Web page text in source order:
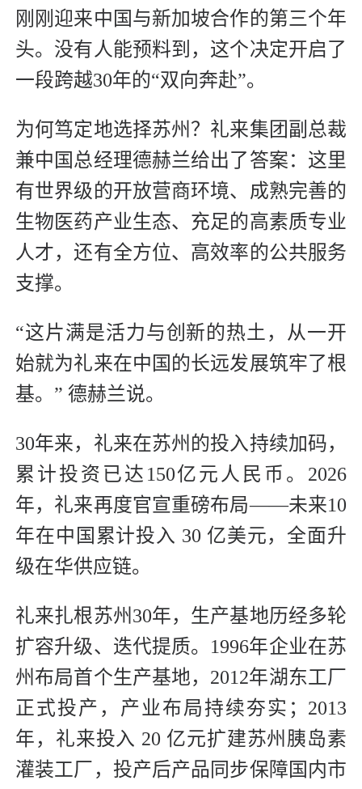
刚刚迎来中国与新加坡合作的第三个年
头。没有人能预料到，这个决定开启了
一段跨越30年的“双向奔赴”。
为何笃定地选择苏州？礼来集团副总裁
兼中国总经理德赫兰给出了答案：这里
有世界级的开放营商环境、成熟完善的
生物医药产业生态、充足的高素质专业
人才，还有全方位、高效率的公共服务
支撑。
“这片满是活力与创新的热土，从一开
始就为礼来在中国的长远发展筑牢了根
基。” 德赫兰说。
30年来，礼来在苏州的投入持续加码，
累计投资已达150亿元人民币。2026
年，礼来再度官宣重磅布局——未来10
年在中国累计投入 30 亿美元，全面升
级在华供应链。
礼来扎根苏州30年，生产基地历经多轮
扩容升级、迭代提质。1996年企业在苏
州布局首个生产基地，2012年湖东工厂
正式投产，产业布局持续夯实；2013
年，礼来投入 20 亿元扩建苏州胰岛素
灌装工厂，投产后产品同步保障国内市